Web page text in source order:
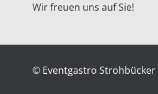
Wir freuen uns auf Sie!
© Eventgastro Strohbücker